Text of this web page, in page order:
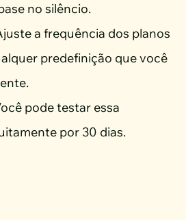
no silêncio.
a frequência dos planos
predefinição que você
pode testar essa
por 30 dias.